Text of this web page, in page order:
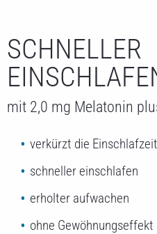
SCHNELLER
mit 2,0 mg Melatonin
verkürzt die Einschlafzeit
schneller einschlafen
erholter aufwachen
ohne Gewöhnungseffekt